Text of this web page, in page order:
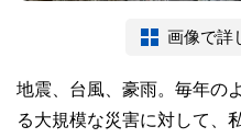
画像で詳
地震、台風、豪雨。毎年の
る大規模な災害に対して、